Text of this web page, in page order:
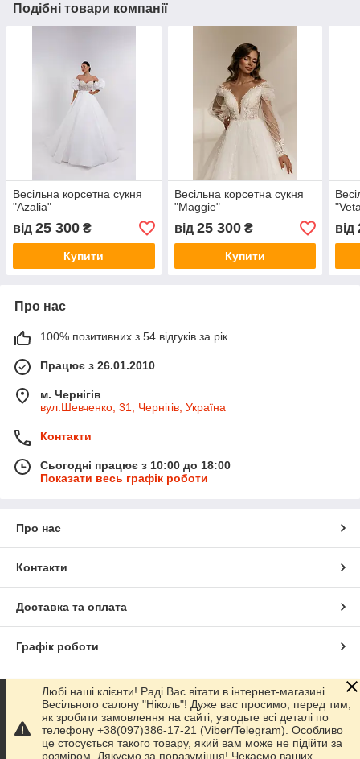
Подібні товари компанії
Весільна корсетна сукня
"Azalia"
від 25 300 ₴
Купити
Весільна корсетна сукня
"Maggie"
від 25 300₴
Купити
від
Про нас
100% позитивних з 54 відгуків за рік
Працює з 26.01.2010
м. Чернігів
вул.Шевченко, 31, Чернігів, Україна
Контакти
Сьогодні працює з 10:00 до 18:00
Показати весь графік роботи
Про нас
Контакти
Доставка та оплата
Графік роботи
Повна версія сайту
Сайт створено на маркетплейсіProm.ua
Любі наші клієнти! Раді Вас вітати в інтернет-магазині
Весільного салону "Ніколь"! Дуже вас просимо, перед тим,
як зробити замовлення на сайті, узгодьте всі деталі по
телефону +38(097)386-17-21 (Viber/Telegram). Особливо
це стосується такого товару, який вам може не підійти за
розміром. Дякуємо за поразуміння! Чекаємо ваших